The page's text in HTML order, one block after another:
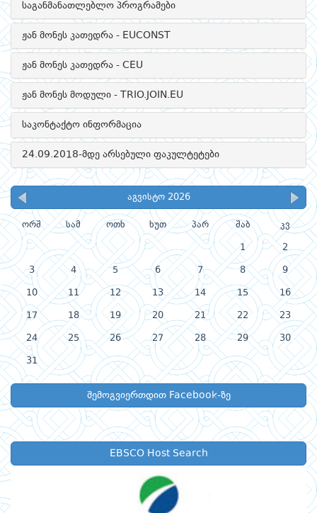
საგანმანათლებლო პროგრამები
ჟან მონეს კათედრა - EUCONST
ჟან მონეს კათედრა - CEU
ჟან მონეს მოდული - TRIO.JOIN.EU
საკონტაქტო ინფორმაცია
24.09.2018-მდე არსებული ფაკულტეტები
აგვისტო 2026
ორშ სამ ოთხ ხუთ პარ შაბ კვ
1 2
3 4 5 6 7 8 9
10 11 12 13 14 15 16
17 18 19 20 21 22 23
24 25 26 27 28 29 30
31
შემოგვიერთდით Facebook-ზე
EBSCO Host Search